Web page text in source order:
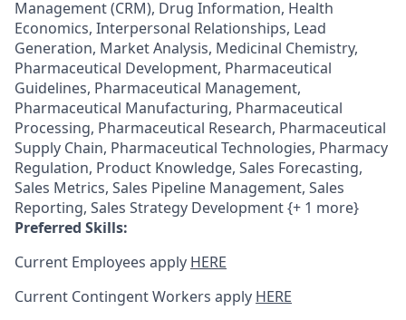
Management (CRM), Drug Information, Health
Economics, Interpersonal Relationships, Lead
Generation, Market Analysis, Medicinal Chemistry,
Pharmaceutical Development, Pharmaceutical
Guidelines, Pharmaceutical Management,
Pharmaceutical Manufacturing, Pharmaceutical
Processing, Pharmaceutical Research, Pharmaceutical
Supply Chain, Pharmaceutical Technologies, Pharmacy
Regulation, Product Knowledge, Sales Forecasting,
Sales Metrics, Sales Pipeline Management, Sales
Reporting, Sales Strategy Development {+ 1 more}
Preferred Skills:
Current Employees apply HERE
Current Contingent Workers apply HERE